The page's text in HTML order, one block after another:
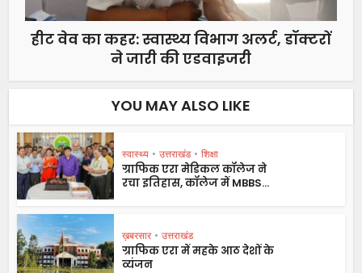
हीट वेव का कहर: स्वास्थ्य विभाग अलर्ट, डॉक्टरों
ने जारी की एडवाइजरी
YOU MAY ALSO LIKE
स्वास्थ्य • उत्तराखंड • शिक्षा
ग्राफिक एरा मेडिकल कॉलेज ने
रचा इतिहास, कॉलेज में MBBS...
ख़बरसार • उत्तराखंड
ग्राफिक एरा में महके आठ देशों के
व्यंजन